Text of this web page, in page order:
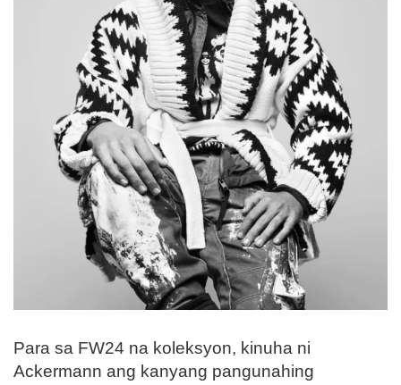
Para sa FW24 na koleksyon, kinuha ni
Ackermann ang kanyang pangunahing